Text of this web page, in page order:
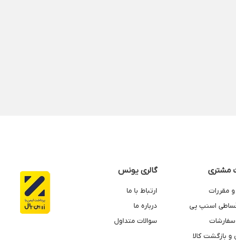
مشتری
مقررات
اسنپ پی
بازگشت کالا
گالری یونس
ارتباط با ما
درباره ما
سوالات متداول